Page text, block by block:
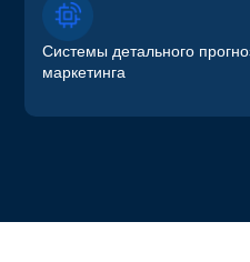
Системы детального
маркетинга